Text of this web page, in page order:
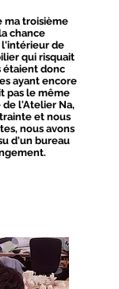
ma troisième
chance
de
qui risquait
étaient donc
ayant encore
pas le même
de l'Atelier Na,
et nous
nous avons
d'un bureau